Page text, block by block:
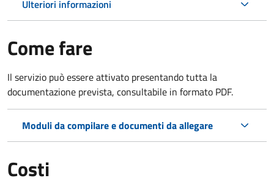
Ulteriori informazioni
Come fare
Il servizio può essere attivato presentando tutta la
documentazione prevista, consultabile in formato PDF.
Moduli da compilare e documenti da allegare
Costi